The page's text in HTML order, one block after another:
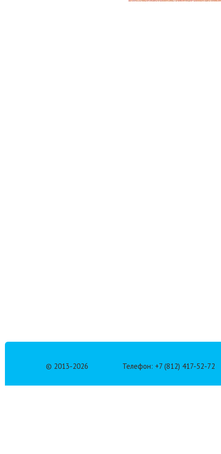
© 2013-2026 Телефон: +7 (812) 417-52-72